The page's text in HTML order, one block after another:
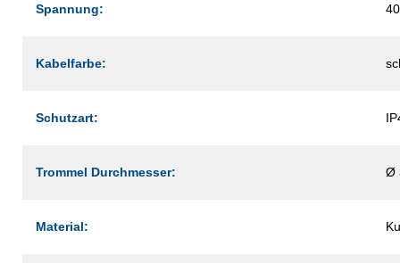
Spannung:
Kabelfarbe:
Schutzart:
Trommel Durchmesser: Ø
Material: